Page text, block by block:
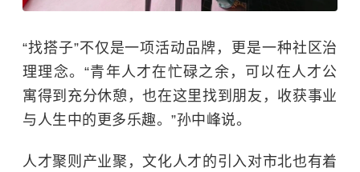
“找搭子”不仅是一项活动品牌，更是一种社区治
理理念。“青年人才在忙碌之余，可以在人才公
寓得到充分休憩，也在这里找到朋友，收获事业
与人生中的更多乐趣。”孙中峰说。
人才聚则产业聚，文化人才的引入对市北也有着